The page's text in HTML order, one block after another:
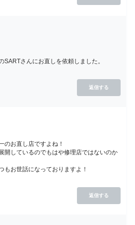
SARTさんにお直しを依頼しました。
返信する
のお直し店ですよね！
開しているのでもはや修理店ではないのか
もお世話になっておりますよ！
返信する